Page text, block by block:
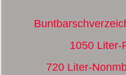
1050 Liter-
720 Liter-